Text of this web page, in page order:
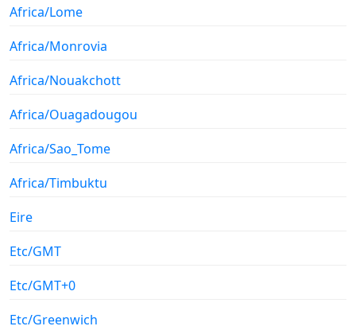
Africa/Lome
Africa/Monrovia
Africa/Nouakchott
Africa/Ouagadougou
Africa/Sao_Tome
Africa/Timbuktu
Eire
Etc/GMT
Etc/GMT+0
Etc/Greenwich